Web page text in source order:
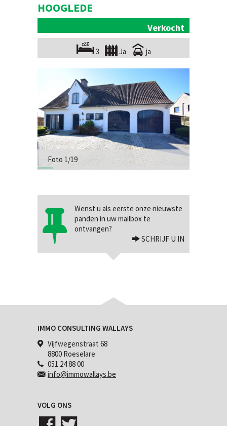
HOOGLEDE
Verkocht
3 Ja ja
Foto 1/19
Wenst u als eerste onze nieuwste
panden in uw mailbox te
ontvangen?
SCHRIJF U IN
IMMO CONSULTING WALLAYS
Vijfwegenstraat 68
8800 Roeselare
051 24 88 00
info@immowallays.be
VOLG ONS